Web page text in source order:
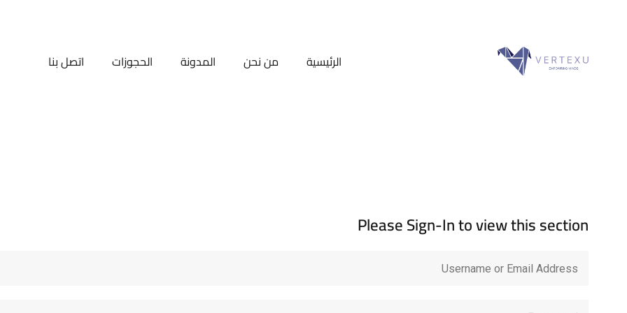
الرئيسية من نحن المدونة الحجوزات اتصل بنا
Please Sign-In to view this section